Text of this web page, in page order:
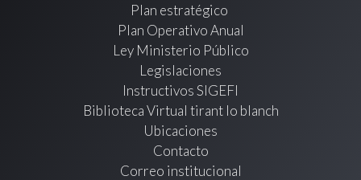
Plan estratégico
Plan Operativo Anual
Ley Ministerio Público
Legislaciones
Instructivos SIGEFI
Biblioteca Virtual tirant lo blanch
Ubicaciones
Contacto
Correo institucional